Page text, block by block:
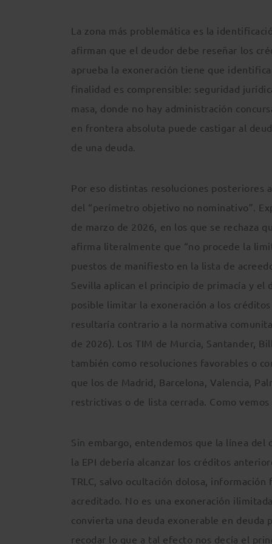
La zona más problemática es la
afirman que el deudor debe reseñar los
aprueba la exoneración tiene que
finalidad es comprensible: seguridad
masa, donde no hay administración
en frontera absoluta puede castigar al
de una deuda.
Por eso distintas resoluciones posteriores
del “perímetro objetivo no nominativo”.
de marzo de 2026, en los que se rechaza
afirma literalmente que “no procede la
puestos de manifiesto en la lista de
Sevilla aplican el principio de primacía y
posible limitar la exoneración a los
resultaría contrario a la normativa
de 2026). Los TIM de Murcia, Santander,
también como resoluciones favorables o
que los de Madrid, Barcelona, Valencia,
restrictivas o de lista cerrada. Como
Sin embargo, entendemos que la línea
la EPI debería alcanzar los créditos
TRLC, salvo ocultación dolosa,
acreditado. No es una exoneración
convierta una deuda exonerable en deuda
recodar lo que a tal efecto nos decía el